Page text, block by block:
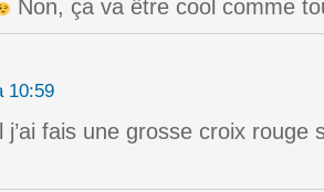
Non, ça va être cool comme
10:59
j’ai fais une grosse croix rouge